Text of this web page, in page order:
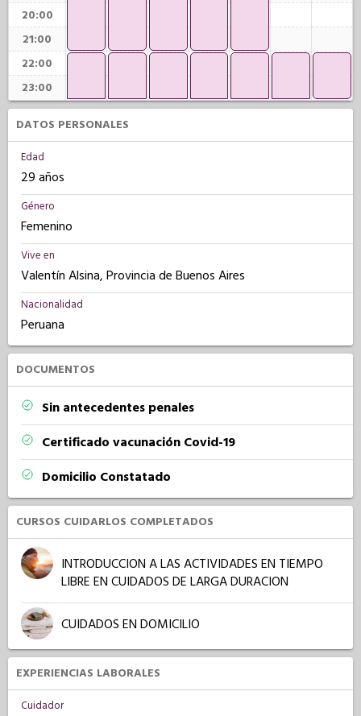
20:00
21:00
22:00
23:00
DATOS PERSONALES
Edad
29 años
Género
Femenino
Vive en
Valentín Alsina, Provincia de Buenos Aires
Nacionalidad
Peruana
DOCUMENTOS
Sin antecedentes penales
Certificado vacunación Covid-19
Domicilio Constatado
CURSOS CUIDARLOS COMPLETADOS
INTRODUCCION A LAS ACTIVIDADES EN TIEMPO
LIBRE EN CUIDADOS DE LARGA DURACION
CUIDADOS EN DOMICILIO
EXPERIENCIAS LABORALES
Cuidador